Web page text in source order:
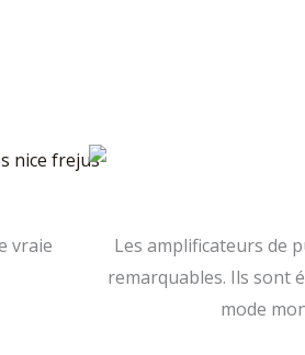
vraie
Les amplificateurs de
remarquables. Ils sont
mode